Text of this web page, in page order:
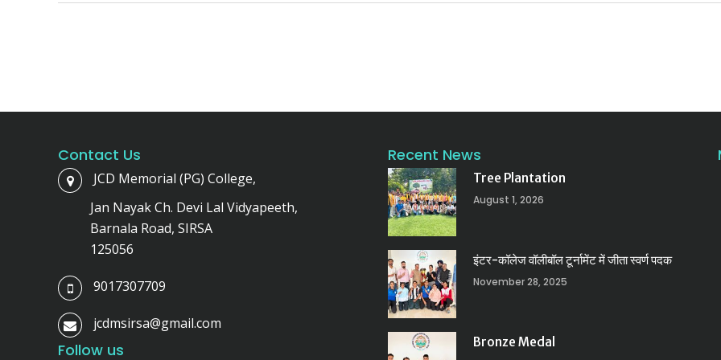
Contact Us
JCD Memorial (PG) College,
Jan Nayak Ch. Devi Lal Vidyapeeth,
Barnala Road, SIRSA
125056
9017307709
jcdmsirsa@gmail.com
Follow us
Recent News
Tree Plantation
August 1, 2026
इंटर-कॉलेज वॉलीबॉल टूर्नामेंट में जीता स्वर्ण पदक
November 28, 2025
Bronze Medal